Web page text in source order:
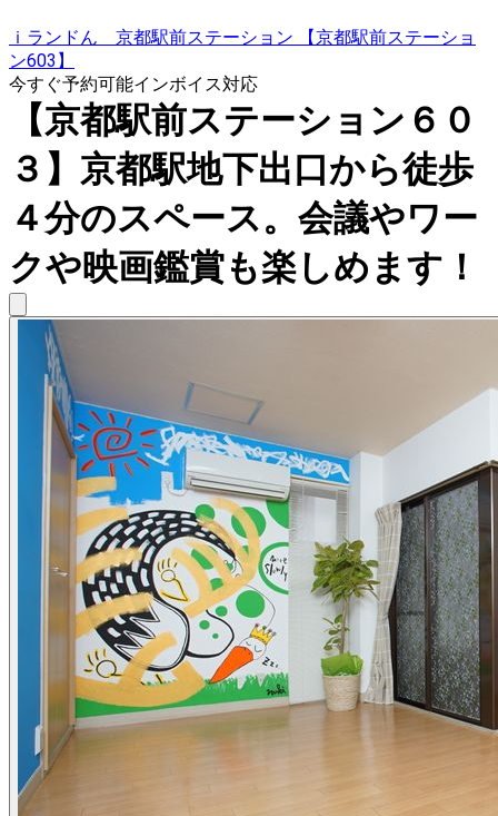
ｉランドん 京都駅前ステーション 【京都駅前ステーショ
ン603】
今すぐ予約可能インボイス対応
【京都駅前ステーション６０
３】京都駅地下出口から徒歩
４分のスペース。会議やワー
クや映画鑑賞も楽しめます！